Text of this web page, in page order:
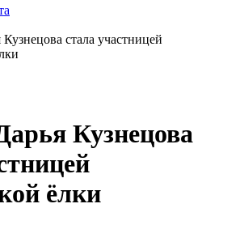
Кузнецова
ёлки
стала участницей